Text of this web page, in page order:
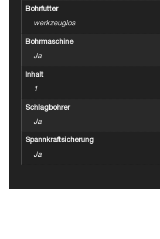
Bohrfutter
werkzeuglos
Bohrmaschine
Ja
Inhalt
1
Schlagbohrer
Ja
Spannkraftsicherung
Ja